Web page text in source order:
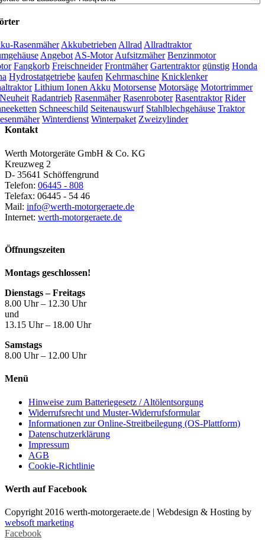
RasenmäherAkkubetriebenAllradAllradtraktor
AngebotAS-MotorAufsitzmäher Benzinmotor
Fangkorb Freischneider Frontmäher Gartentraktor günstig Honda
Hydrostatgetriebe kaufen Kehrmaschine Knicklenker
Lithium Ionen Akku Motorsense Motorsäge Motortrimmer
Neuheit Radantrieb Rasenmäher Rasenroboter Rasentraktor Rider
Schneeschild Seitenauswurf Stahlblechgehäuse Traktor
Winterdienst Winterpaket Zweizylinder
Kontakt
Werth Motorgeräte GmbH & Co. KG
Kreuzweg 2
D- 35641 Schöffengrund
Telefon: 06445 - 808
Telefax: 06445 - 54 46
Mail: info@werth-motorgeraete.de
Internet: werth-motorgeraete.de
Öffnungszeiten
Montags geschlossen!
Dienstags – Freitags
8.00 Uhr – 12.30 Uhr
und
13.15 Uhr – 18.00 Uhr
Samstags
8.00 Uhr – 12.00 Uhr
Menü
Hinweise zum Batteriegesetz / Altölentsorgung
Widerrufsrecht und Muster-Widerrufsformular
Informationen zur Online-Streitbeilegung (OS-Plattform)
Datenschutzerklärung
Impressum
AGB
Cookie-Richtlinie
Werth auf Facebook
Copyright 2016 werth-motorgeraete.de | Webdesign & Hosting by
websoft marketing
Facebook